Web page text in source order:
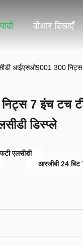
वीआर दिखाएँ
आईएसओ9001 300 निट्स
7 इंच टच
डिस्प्ले
एलसीडी
आरजीबी 24